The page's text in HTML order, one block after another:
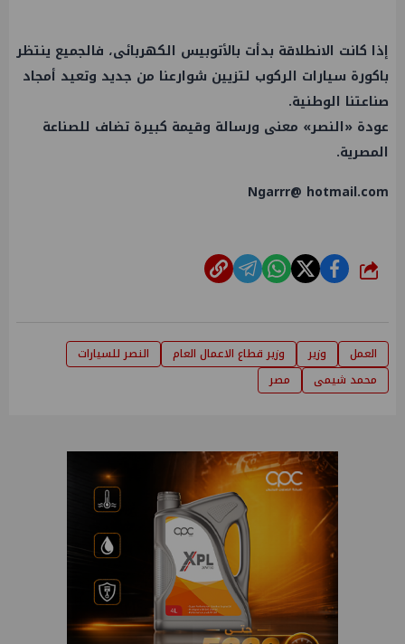
إذا كانت الانطلاقة بدأت بالأتوبيس الكهربائى، فالجميع ينتظر
باكورة سيارات الركوب لتزيين شوارعنا من جديد وتعيد أمجاد
صناعتنا الوطنية.
عودة «النصر» معنى ورسالة وقيمة كبيرة تضاف للصناعة
المصرية.
Ngarrr@ hotmail.com
شارك
العمل وزير وزير قطاع الاعمال العام
النصر للسيارات
محمد شيمى
مصر